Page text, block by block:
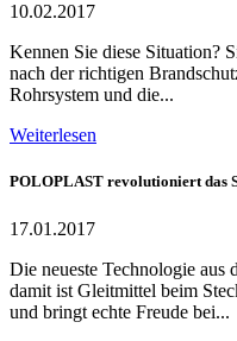
10.02.2017
Kennen Sie diese Situation?
nach der richtigen
Rohrsystem und die...
Weiterlesen
POLOPLAST revolutioniert das
17.01.2017
Die neueste Technologie
damit ist Gleitmittel beim
und bringt echte Freude bei...